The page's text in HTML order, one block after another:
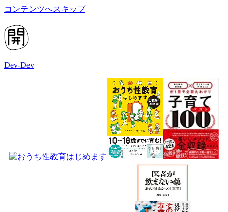
コンテンツへスキップ
Dev-Dev